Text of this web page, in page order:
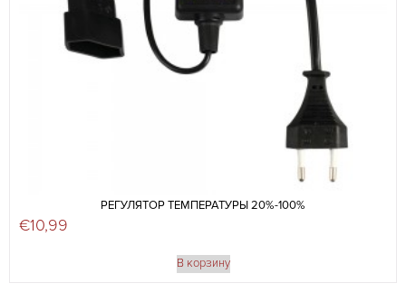
РЕГУЛЯТОР ТЕМПЕРАТУРЫ 20%-100%
€10,99
В корзину